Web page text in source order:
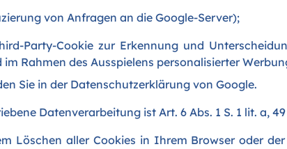
von Anfragen an die Google-Server);
Party-Cookie zur Erkennung und
Rahmen des Ausspielens personalisierter
Sie in der Datenschutzerklärung von Google.
Datenverarbeitung ist Art. 6 Abs. 1 S. 1 lit. a,
Löschen aller Cookies in Ihrem Browser oder